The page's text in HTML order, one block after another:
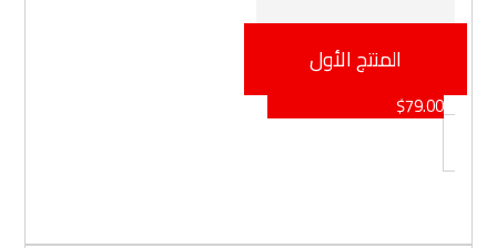
المنتج الأول
$79.00